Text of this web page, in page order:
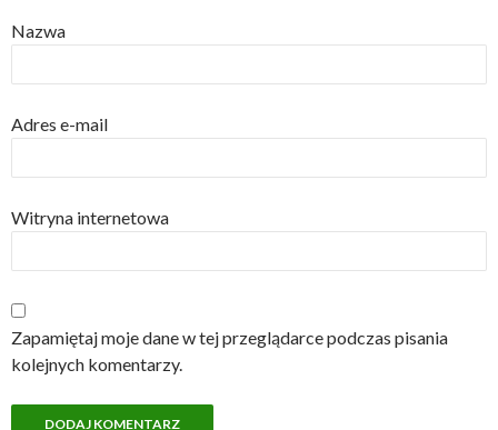
Nazwa
Adres e-mail
Witryna internetowa
Zapamiętaj moje dane w tej przeglądarce podczas pisania
kolejnych komentarzy.